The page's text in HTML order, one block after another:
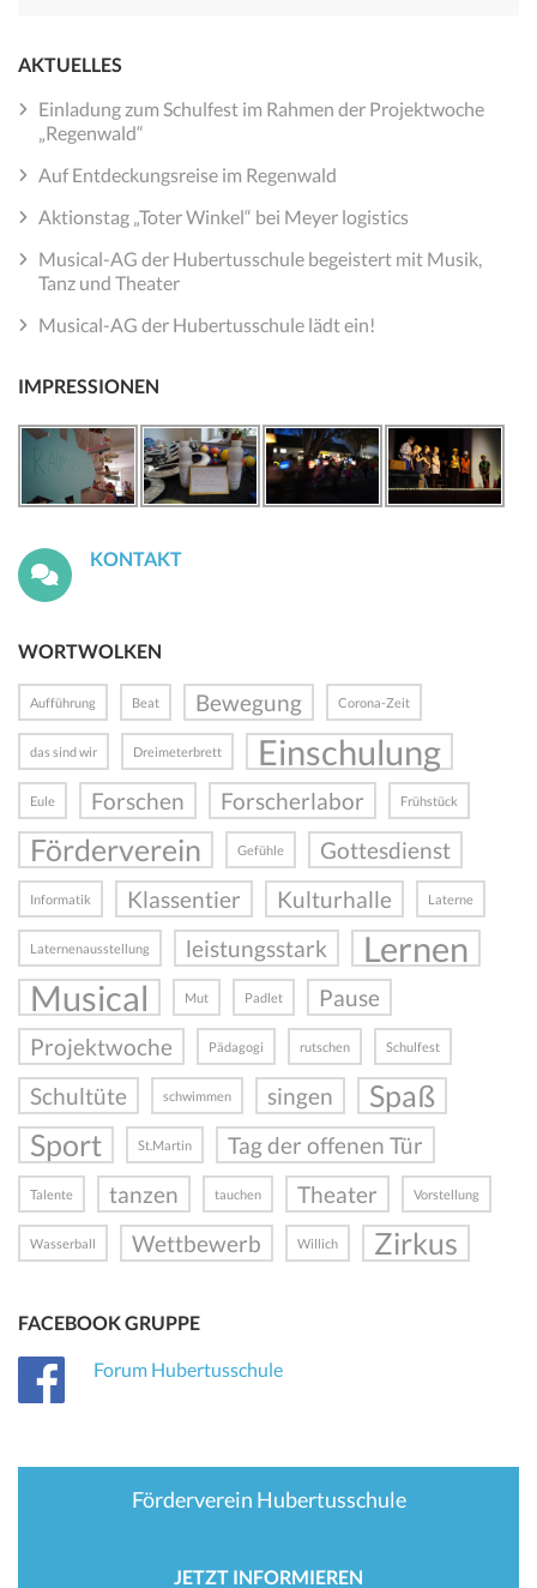
AKTUELLES
Einladung zum Schulfest im Rahmen der Projektwoche
„Regenwald“
Auf Entdeckungsreise im Regenwald
Aktionstag „Toter Winkel“ bei Meyer logistics
Musical-AG der Hubertusschule begeistert mit Musik,
Tanz und Theater
Musical-AG der Hubertusschule lädt ein!
IMPRESSIONEN
KONTAKT
WORTWOLKEN
Aufführung Beat Bewegung Corona-Zeit
das sind wir Dreimeterbrett Einschulung
Eule Forschen Forscherlabor Frühstück
Förderverein Gefühle Gottesdienst
Informatik Klassentier Kulturhalle Laterne
Laternenausstellung leistungsstark
Lernen
Musical
Mut Padlet
Pause
Projektwoche
Pädagogi rutschen Schulfest
Schultüte schwimmen singen
Spaß
Sport
St.Martin Tag der offenen Tür
Talente tanzen tauchen Theater Vorstellung
Wasserball Wettbewerb Willich Zirkus
FACEBOOK GRUPPE
Forum Hubertusschule
Förderverein Hubertusschule
JETZT INFORMIEREN